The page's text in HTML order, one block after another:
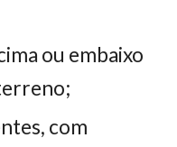
ou embaixo
com